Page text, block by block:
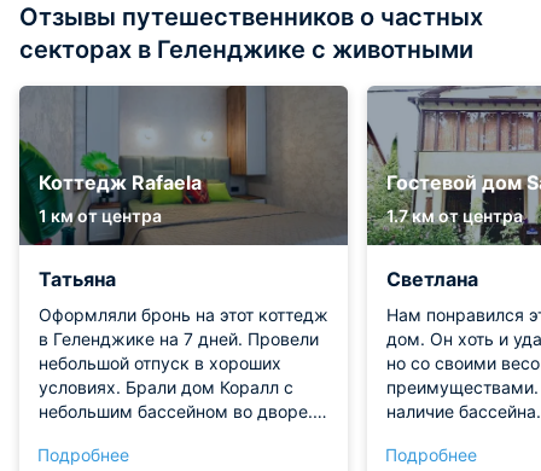
Отзывы путешественников о частных
секторах в Геленджике с животными
Коттедж Rafaela
1 км от центра
Татьяна
Оформляли бронь на этот коттедж
в Геленджике на 7 дней. Провели
небольшой отпуск в хороших
условиях. Брали дом Коралл с
небольшим бассейном во дворе.
внутри прекрасно оборудованная
Подробнее
Гостевой дом
1.7 км от центра
Светлана
Нам понравился
дом. Он хоть и
но со своими
наличие
цена. Мы
Подробнее